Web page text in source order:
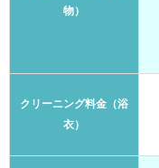
物）
クリーニング料金（浴
衣）